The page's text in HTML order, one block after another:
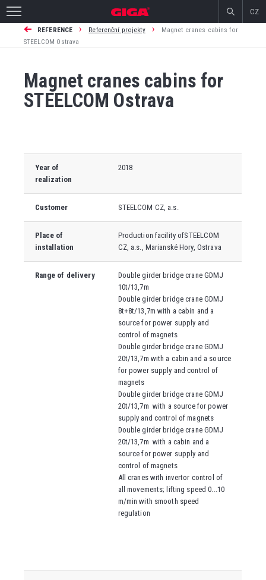
CZ
REFERENCE › Referenční projekty ›
Magnet cranes cabins for
STEELCOM Ostrava
Magnet cranes cabins for
STEELCOM Ostrava
Year of
realization
2018
Customer STEELCOM CZ, a.s.
Place of
installation
Production facility ofSTEELCOM
CZ, a.s., Marianské Hory, Ostrava
Range of delivery
Double girder bridge crane GDMJ
10t/13,7m
Double girder bridge crane GDMJ
8t+8t/13,7m with a cabin and a
source for power supply and
control of magnets
Double girder bridge crane GDMJ
20t/13,7m with a cabin and a source
for power supply and control of
magnets
Double girder bridge crane GDMJ
20t/13,7m with a source for power
supply and control of magnets
Double girder bridge crane GDMJ
20t/13,7m with a cabin and a
source for power supply and
control of magnets
All cranes with invertor control of
all movements; lifting speed 0...10
m/min with smooth speed
regulation